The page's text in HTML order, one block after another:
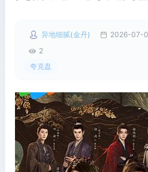
异地细腻(金丹) 2026-07-
2
夸克盘